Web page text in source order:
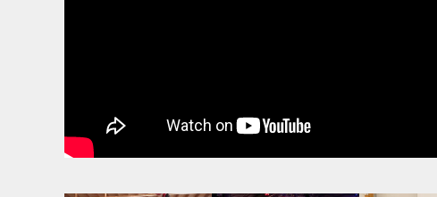
Kwaliteit tegen een scherpe prijs